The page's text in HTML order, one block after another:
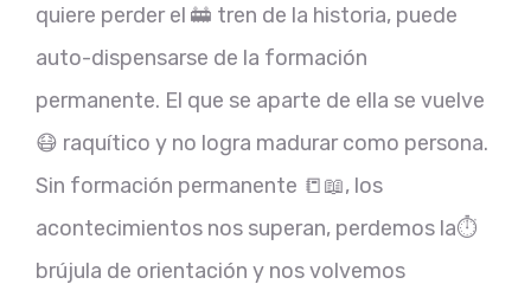
quiere perder el 🚋 tren de la historia, puede
auto-dispensarse de la formación
permanente. El que se aparte de ella se vuelve
😷 raquítico y no logra madurar como persona.
Sin formación permanente 📒📖, los
acontecimientos nos superan, perdemos la⏱
brújula de orientación y nos volvemos